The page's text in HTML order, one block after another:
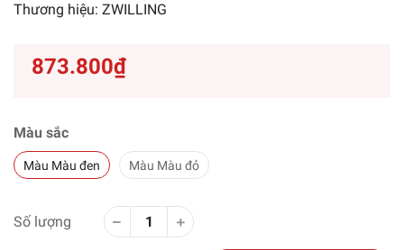
Thương hiệu: ZWILLING
873.800₫
Màu sắc
Màu Màu đen Màu Màu đỏ
Số lượng